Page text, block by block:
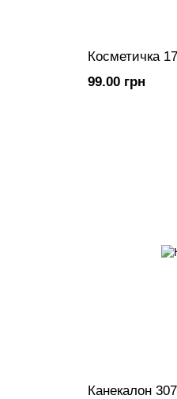
Косметичка
99.00 грн
Канекалон